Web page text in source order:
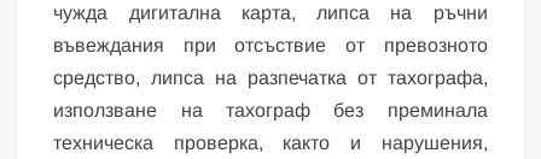
чужда дигитална карта, липса на ръчни
въвеждания при отсъствие от превозното
средство, липса на разпечатка от тахографа,
използване на тахограф без преминала
техническа проверка, както и нарушения,